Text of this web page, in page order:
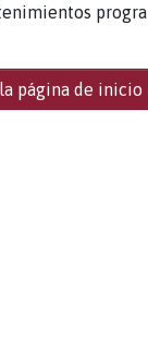
página de inicio